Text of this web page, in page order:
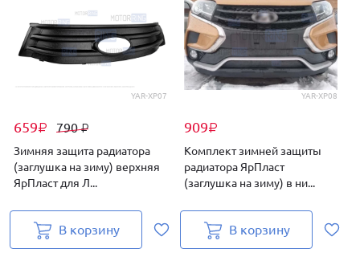
YAR-XP07
659₽ 790₽
Зимняя защита радиатора
(заглушка на зиму) верхняя
ЯрПласт для Л...
В корзину
YAR-XP08
909₽
Комплект зимней защиты
радиатора ЯрПласт
(заглушка на зиму) в ни...
В корзину